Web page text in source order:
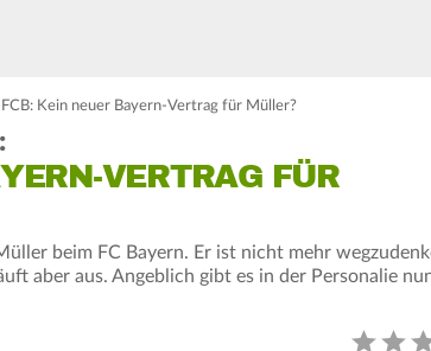
Kein neuer Bayern-Vertrag für Müller?
VERTRAG FÜR
beim FC Bayern. Er ist nicht mehr
aber aus. Angeblich gibt es in der Personalie